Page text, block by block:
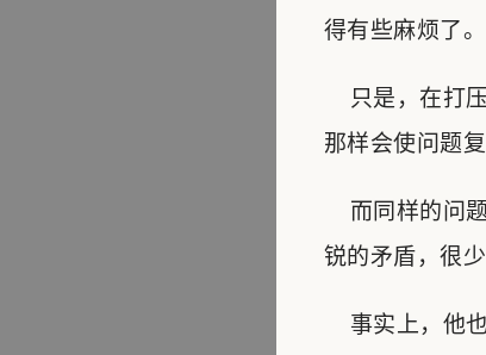
得有些麻烦了。
只是，在打压
那样会使问题
而同样的问
锐的矛盾，很
事实上，他